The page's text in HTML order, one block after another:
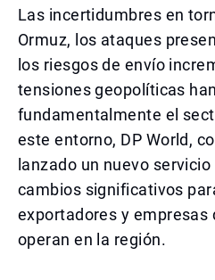
Las incertidumbres en
Ormuz, los ataques
los riesgos de envío
tensiones geopolíticas
fundamentalmente el
este entorno, DP World,
lanzado un nuevo
cambios significativos
exportadores y empresas
operan en la región.